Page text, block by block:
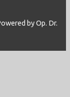
by Op. Dr.